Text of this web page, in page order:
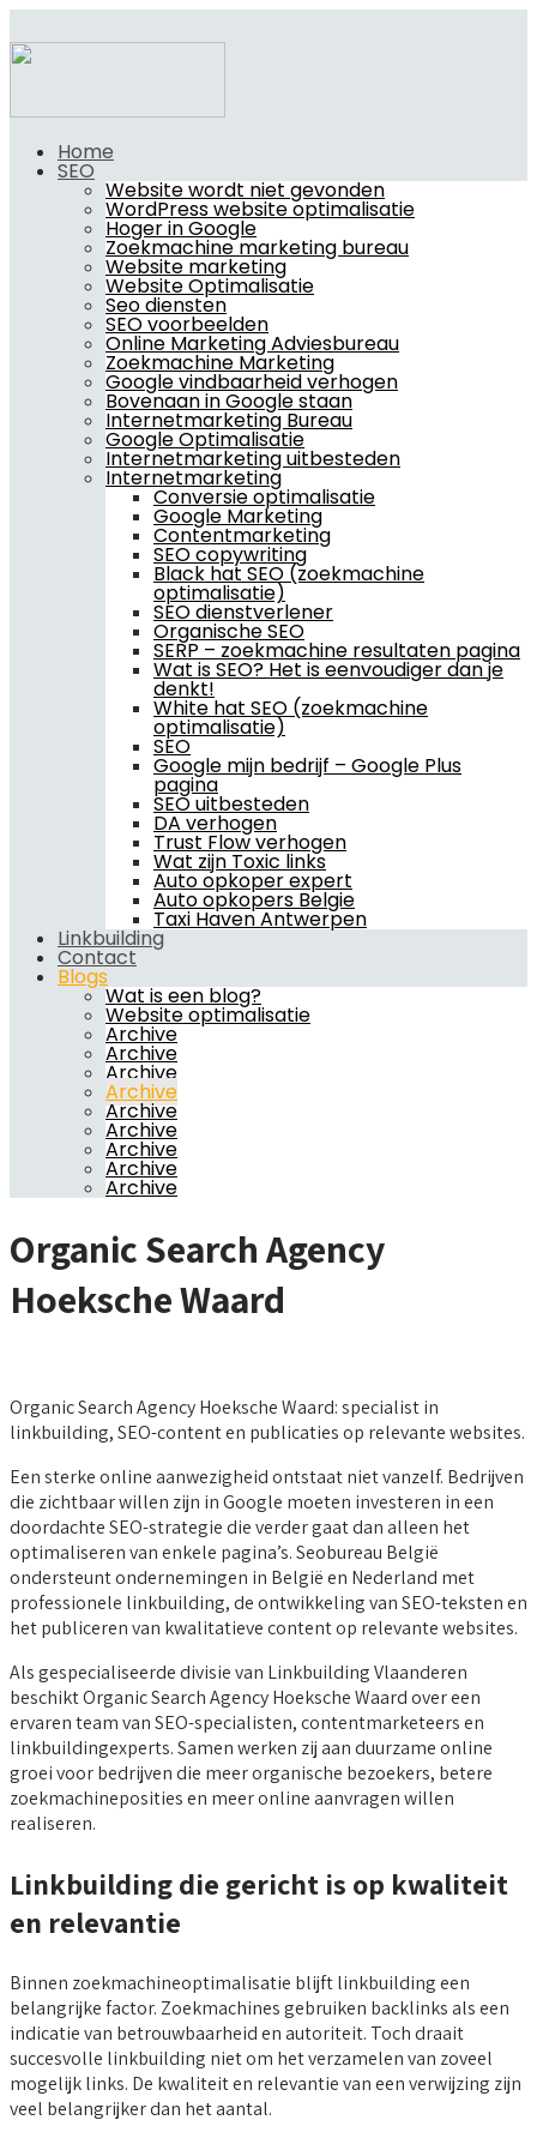
Home
SEO
Website wordt niet gevonden
WordPress website optimalisatie
Hoger in Google
Zoekmachine marketing bureau
Website marketing
Website Optimalisatie
Seo diensten
SEO voorbeelden
Online Marketing Adviesbureau
Zoekmachine Marketing
Google vindbaarheid verhogen
Bovenaan in Google staan
Internetmarketing Bureau
Google Optimalisatie
Internetmarketing uitbesteden
Internetmarketing
Conversie optimalisatie
Google Marketing
Contentmarketing
SEO copywriting
Black hat SEO (zoekmachine
optimalisatie)
SEO dienstverlener
Organische SEO
SERP – zoekmachine resultaten pagina
Wat is SEO? Het is eenvoudiger dan je
denkt!
White hat SEO (zoekmachine
optimalisatie)
SEO
Google mijn bedrijf – Google Plus
pagina
SEO uitbesteden
DA verhogen
Trust Flow verhogen
Wat zijn Toxic links
Auto opkoper expert
Auto opkopers Belgie
Taxi Haven Antwerpen
Linkbuilding
Contact
Blogs
Wat is een blog?
Website optimalisatie
Archive
Archive
Archive
Archive
Archive
Archive
Archive
Archive
Archive
Organic Search Agency
Hoeksche Waard
Organic Search Agency Hoeksche Waard: specialist in
linkbuilding, SEO-content en publicaties op relevante websites.
Een sterke online aanwezigheid ontstaat niet vanzelf. Bedrijven
die zichtbaar willen zijn in Google moeten investeren in een
doordachte SEO-strategie die verder gaat dan alleen het
optimaliseren van enkele pagina’s. Seobureau België
ondersteunt ondernemingen in België en Nederland met
professionele linkbuilding, de ontwikkeling van SEO-teksten en
het publiceren van kwalitatieve content op relevante websites.
Als gespecialiseerde divisie van Linkbuilding Vlaanderen
beschikt Organic Search Agency Hoeksche Waard over een
ervaren team van SEO-specialisten, contentmarketeers en
linkbuildingexperts. Samen werken zij aan duurzame online
groei voor bedrijven die meer organische bezoekers, betere
zoekmachineposities en meer online aanvragen willen
realiseren.
Linkbuilding die gericht is op kwaliteit
en relevantie
Binnen zoekmachineoptimalisatie blijft linkbuilding een
belangrijke factor. Zoekmachines gebruiken backlinks als een
indicatie van betrouwbaarheid en autoriteit. Toch draait
succesvolle linkbuilding niet om het verzamelen van zoveel
mogelijk links. De kwaliteit en relevantie van een verwijzing zijn
veel belangrijker dan het aantal.